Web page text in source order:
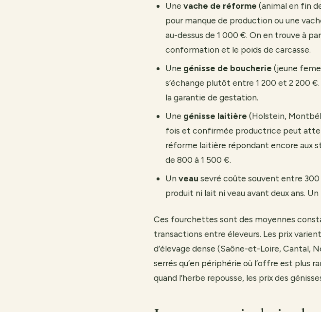
Une vache de réforme (animal en fin
pour manque de production ou une
au-dessus de 1 000 €. On en trouve à
conformation et le poids de carcasse.
Une génisse de boucherie (jeune
s’échange plutôt entre 1 200 et 2 200
la garantie de gestation.
Une génisse laitière (Holstein,
fois et confirmée productrice peut
réforme laitière répondant encore aux
de 800 à 1 500 €.
Unveau sevré coûte souvent entre
produit ni lait ni veau avant deux ans.
Ces fourchettes sont des moyennes
transactions entre éleveurs. Les prix varient
d’élevage dense (Saône-et-Loire, Cantal,
serrés qu’en périphérie où l’offre est plus
quand l’herbe repousse, les prix des